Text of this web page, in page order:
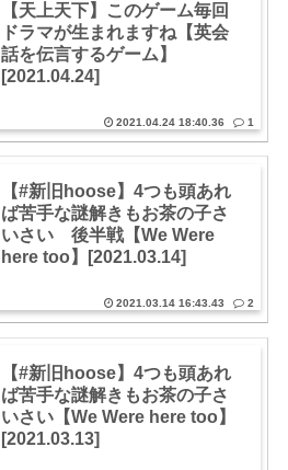
【天上天下】このゲーム毎回
ドラマが生まれますね【英会
話を伝言するゲーム】
[2021.04.24]
2021.04.24 18:40.36 1
【#新旧hoose】4つも頭あれ
ば苦手な謎解きもお茶の子さ
いさい 後半戦【We Were
here too】[2021.03.14]
2021.03.14 16:43.43 2
【#新旧hoose​】4つも頭あれ
ば苦手な謎解きもお茶の子さ
いさい【We Were here too】
[2021.03.13]